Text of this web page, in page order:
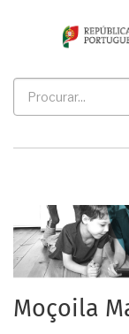
conteúdo
principal
Moçoila